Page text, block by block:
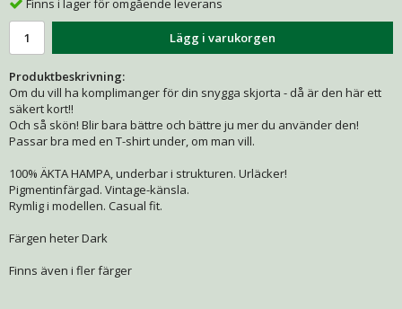
Lägg i varukorgen
Produktbeskrivning:
Om du vill ha komplimanger för din snygga skjorta - då är den här ett
säkert kort!!
Och så skön! Blir bara bättre och bättre ju mer du använder den!
Passar bra med en T-shirt under, om man vill.
100% ÄKTA HAMPA, underbar i strukturen. Urläcker!
Pigmentinfärgad. Vintage-känsla.
Rymlig i modellen. Casual fit.
Färgen heter Dark
Finns även i fler färger